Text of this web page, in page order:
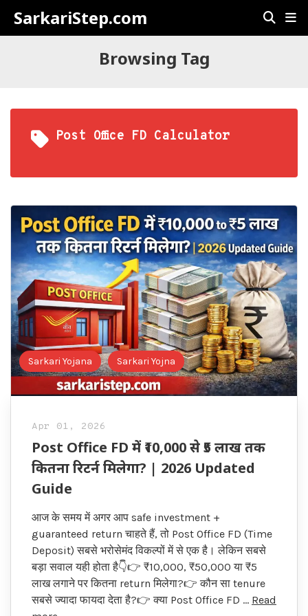
SarkariStep.com
Browsing Tag
Post Office FD Calculator
Sarkari Yojana Sarkari Yojna
Apr 01, 2026
Post Office FD में ₹10,000 से ₹5 लाख तक
कितना रिटर्न मिलेगा? | 2026 Updated
Guide
आज के समय में अगर आप safe investment +
guaranteed return चाहते हैं, तो Post Office FD (Time
Deposit) सबसे भरोसेमंद विकल्पों में से एक है। लेकिन सबसे
बड़ा सवाल यही होता है👇👉 ₹10,000, ₹50,000 या ₹5
लाख लगाने पर कितना return मिलेगा?👉 कौन सा tenure
सबसे ज्यादा फायदा देता है?👉 क्या Post Office FD … Read